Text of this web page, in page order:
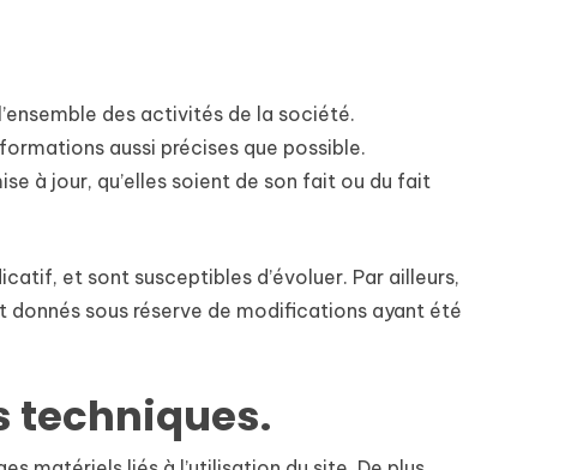
des activités de la société.
aussi précises que possible.
à jour, qu’elles soient de son fait ou du fait
et sont susceptibles d’évoluer. Par ailleurs,
donnés sous réserve de modifications ayant été
techniques.